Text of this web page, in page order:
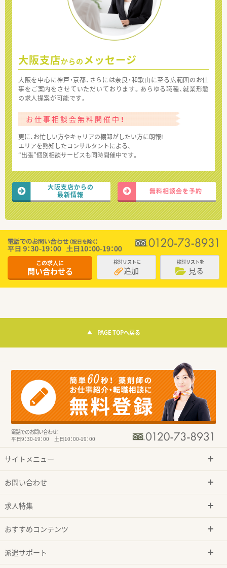
大阪支店からの メッセージ
大阪を中心に神戸・京都、さらには奈良・和歌山に至る広範囲のお仕
事をご案内をさせていただいております。あらゆる職種、就業形態
の求人提案が可能です。
お仕事相談会無料開催中！
更に、お忙しい方やキャリアの棚卸がしたい方に朗報!
エリアを熟知したコンサルタントによる、
“出張”個別相談サービスも同時開催中です。
大阪支店からの
最新情報
無料相談会を予約
この求人に
問い合わせる
検討リストに
追加
検討リストを
見る
PAGE TOPへ戻る
電話でのお問い合わせ：
平日9：30-19：00 土日10：00-19：00
サイトメニュー
お問い合わせ
求人特集
おすすめコンテンツ
派遣サポート